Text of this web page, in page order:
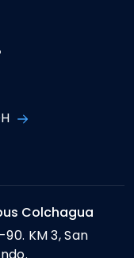
Colchagua
KM 3, San